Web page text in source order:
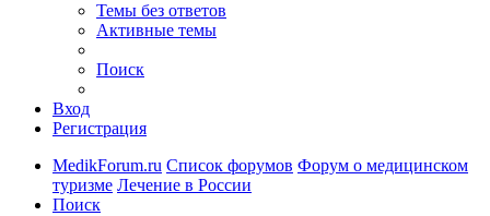
Темы без ответов
Активные темы
Поиск
Вход
Регистрация
MedikForum.ru Список форумов Форум о медицинском
туризме Лечение в России
Поиск